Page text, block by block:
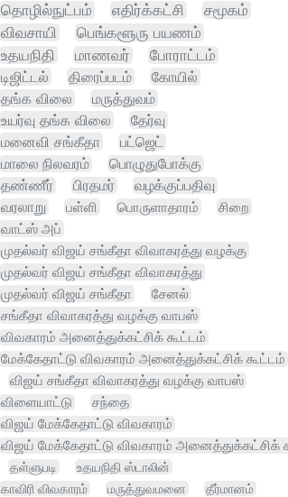
தொழில்நுட்பம்
எதிர்க்கட்சி
சமூகம்
விவசாயி
பெங்களூரு பயணம்
உதயநிதி
மாணவர்
போராட்டம்
டிஜிட்டல்
திரைப்படம்
கோயில்
தங்க விலை
மருத்துவம்
உயர்வு தங்க விலை
தேர்வு
மனைவி சங்கீதா
பட்ஜெட்
மாலை நிலவரம்
பொழுதுபோக்கு
தண்ணீர்
பிரதமர்
வழக்குப்பதிவு
வரலாறு
பள்ளி பொருளாதாரம்
சிறை
வாட்ஸ் அப்
முதல்வர் விஜய் சங்கீதா விவாகரத்து வழக்கு
முதல்வர் விஜய் சங்கீதா விவாகரத்து
முதல்வர் விஜய் சங்கீதா
சேனல்
சங்கீதா விவாகரத்து வழக்கு வாபஸ்
விவகாரம் அனைத்துக்கட்சிக் கூட்டம்
மேக்கேதாட்டு விவகாரம் அனைத்துக்கட்சிக் கூட்டம்
விஜய் சங்கீதா விவாகரத்து வழக்கு வாபஸ்
விளையாட்டு
சந்தை
விஜய் மேக்கேதாட்டு விவகாரம்
விஜய் மேக்கேதாட்டு விவகாரம் அனைத்துக்கட்சிக்
தள்ளுபடி
உதயநிதி ஸ்டாலின்
காவிரி விவகாரம்
மருத்துவமனை
தீர்மானம்